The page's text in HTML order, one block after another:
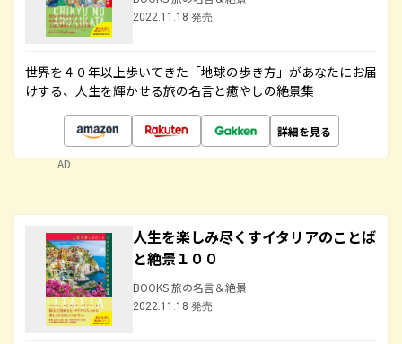
2022.11.18 発売
世界を４０年以上歩いてきた「地球の歩き方」があなたにお届
けする、人生を輝かせる旅の名言と癒やしの絶景集
詳細を見る
AD
人生を楽しみ尽くすイタリアのことば
と絶景１００
BOOKS 旅の名言＆絶景
2022.11.18 発売